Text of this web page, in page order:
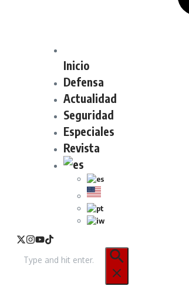
Inicio
Defensa
Actualidad
Seguridad
Especiales
Revista